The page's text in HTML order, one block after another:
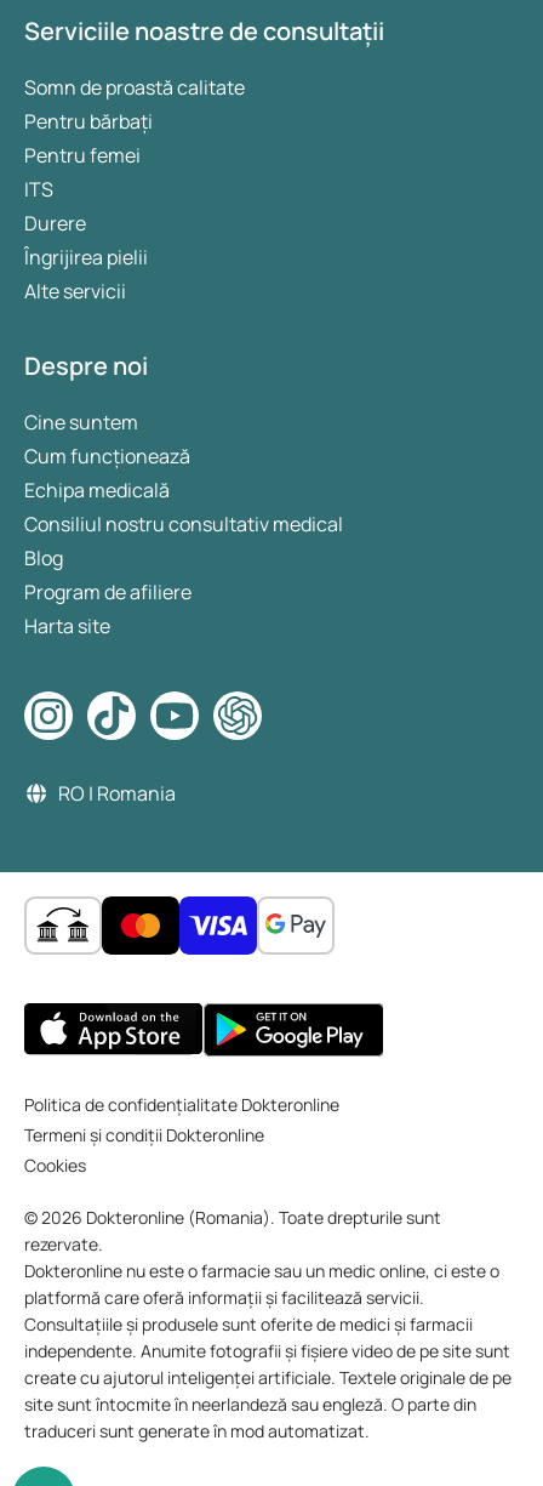
Serviciile noastre de consultații
Somn de proastă calitate
Pentru bărbați
Pentru femei
ITS
Durere
Îngrijirea pielii
Alte servicii
Despre noi
Cine suntem
Cum funcționează
Echipa medicală
Consiliul nostru consultativ medical
Blog
Program de afiliere
Harta site
RO | Romania
Politica de confidențialitate Dokteronline
Termeni și condiții Dokteronline
Cookies
© 2026 Dokteronline (Romania). Toate drepturile sunt
rezervate.
Dokteronline nu este o farmacie sau un medic online, ci este o
platformă care oferă informații și facilitează servicii.
Consultațiile și produsele sunt oferite de medici și farmacii
independente. Anumite fotografii și fișiere video de pe site sunt
create cu ajutorul inteligenței artificiale. Textele originale de pe
site sunt întocmite în neerlandeză sau engleză. O parte din
traduceri sunt generate în mod automatizat.